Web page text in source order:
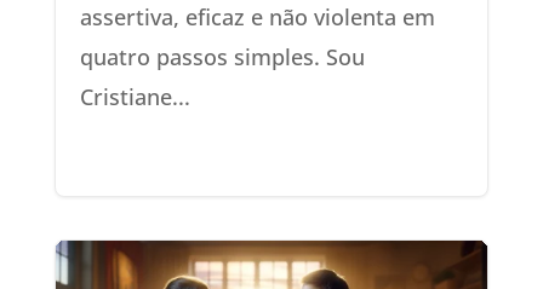
assertiva, eficaz e não violenta em
quatro passos simples. Sou
Cristiane...